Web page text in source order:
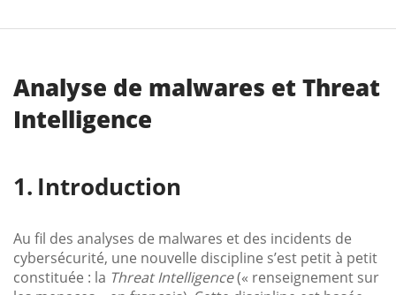
Analyse de malwares et Threat
Intelligence
Introduction
Au fil des analyses de malwares et des incidents de
cybersécurité, une nouvelle discipline s’est petit à petit
constituée : la Threat Intelligence(« renseignement sur